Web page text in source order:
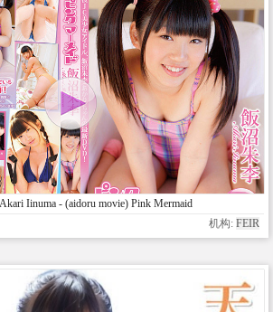
Iinuma - (aidoru movie) Pink Mermaid
机构: FEIR